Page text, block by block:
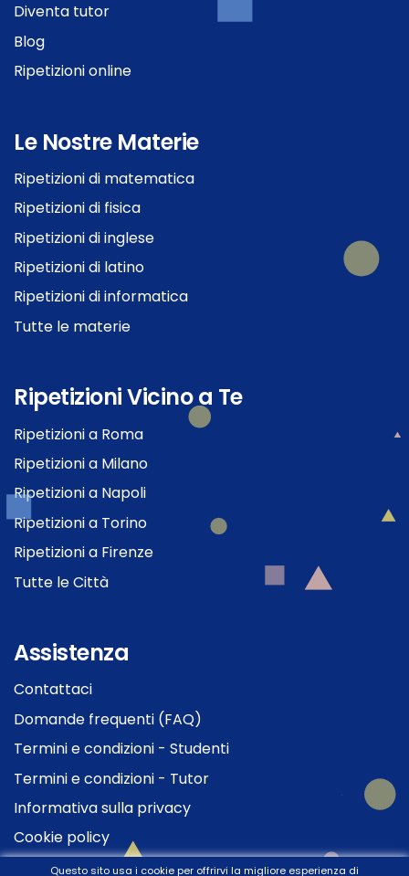
Diventa tutor
Blog
Ripetizioni online
Le Nostre Materie
Ripetizioni di matematica
Ripetizioni di fisica
Ripetizioni di inglese
Ripetizioni di latino
Ripetizioni di informatica
Tutte le materie
Ripetizioni Vicino a Te
Ripetizioni a Roma
Ripetizioni a Milano
Ripetizioni a Napoli
Ripetizioni a Torino
Ripetizioni a Firenze
Tutte le Città
Assistenza
Contattaci
Domande frequenti (FAQ)
Termini e condizioni - Studenti
Termini e condizioni - Tutor
Informativa sulla privacy
Cookie policy
Questo sito usa i cookie per offrirvi la migliore esperienza di